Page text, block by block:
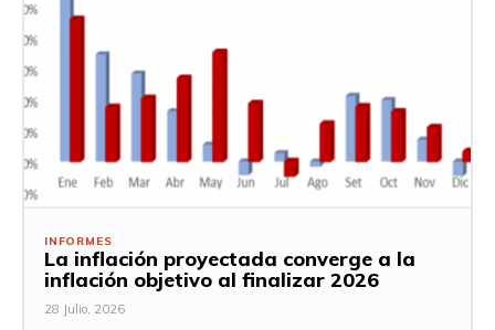
INFORMES
La inflación proyectada converge a la
inflación objetivo al finalizar 2026
28 Julio, 2026